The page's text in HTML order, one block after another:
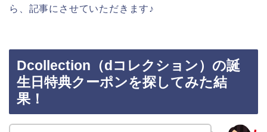
ら、記事にさせていただきます♪
Dcollection（dコレクション）の誕
生日特典クーポンを探してみた結
果！